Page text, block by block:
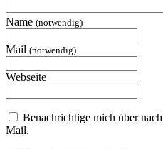
Name (notwendig)
Mail (notwendig)
Webseite
Benachrichtige mich über
Mail.